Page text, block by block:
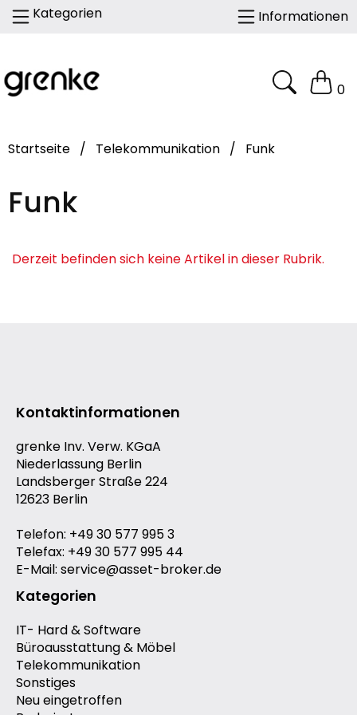
Kategorien Informationen
0
Startseite / Telekommunikation / Funk
Funk
Derzeit befinden sich keine Artikel in dieser Rubrik.
Kontaktinformationen
grenke Inv. Verw. KGaA
Niederlassung Berlin
Landsberger Straße 224
12623 Berlin
Telefon: +49 30 577 995 3
Telefax: +49 30 577 995 44
E-Mail: service@asset-broker.de
Kategorien
IT- Hard & Software
Büroausstattung & Möbel
Telekommunikation
Sonstiges
Neu eingetroffen